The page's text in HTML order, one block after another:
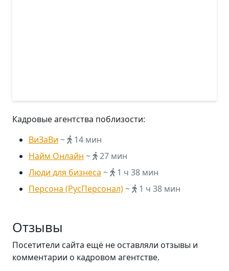
Кадровые агентства поблизости:
ВиЗаВи ~
14 мин
Найм Онлайн ~
27 мин
Люди для бизнеса ~
1 ч 38 мин
Персона (РусПерсонал)~ 1 ч 38 мин
Отзывы
Посетители сайта ещё не оставляли отзывы и
комментарии о кадровом агентстве.